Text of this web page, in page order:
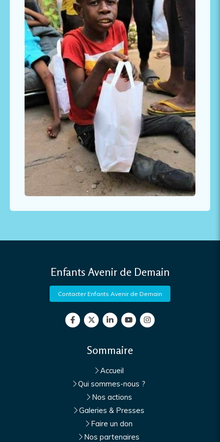
Enfants Avenir de Demain
Contacter Enfants Avenir de Demain
Sommaire
Accueil
Qui sommes-nous ?
Nos actions
Galeries & Presses
Faire un don
Nos partenaires